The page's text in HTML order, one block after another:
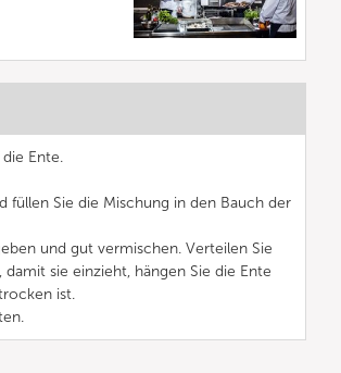
Ente.
füllen Sie die Mischung in den Bauch der
und gut vermischen. Verteilen Sie
sie einzieht, hängen Sie die Ente
ist.